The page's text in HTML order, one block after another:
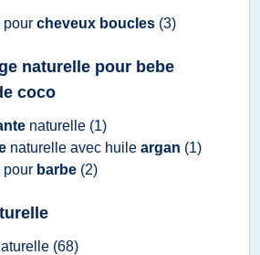
pour cheveux boucles (3)
naturelle pour bebe
coco
naturelle (1)
naturelle avec huile argan (1)
pour barbe (2)
(68)